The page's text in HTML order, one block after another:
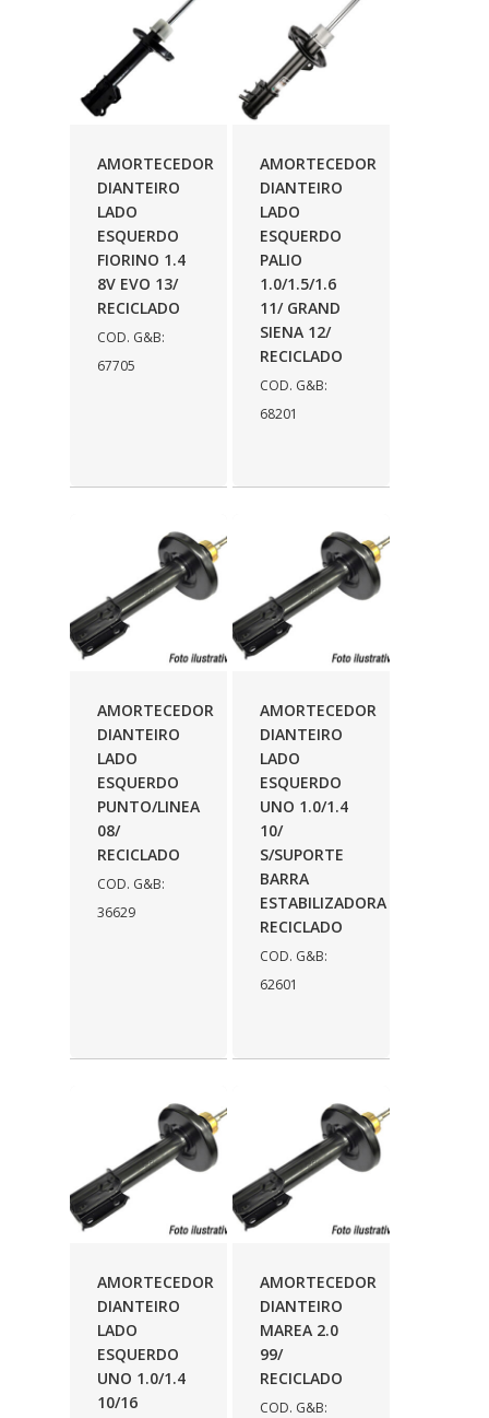
AMORTECEDOR
DIANTEIRO
LADO
ESQUERDO
FIORINO 1.4
8V EVO 13/
RECICLADO
COD. G&B:
67705
AMORTECEDOR
DIANTEIRO
LADO
ESQUERDO
PALIO
1.0/1.5/1.6
11/ GRAND
SIENA 12/
RECICLADO
COD. G&B:
68201
AMORTECEDOR
DIANTEIRO
LADO
ESQUERDO
PUNTO/LINEA
08/
RECICLADO
COD. G&B:
36629
AMORTECEDOR
DIANTEIRO
LADO
ESQUERDO
UNO 1.0/1.4
10/
S/SUPORTE
BARRA
ESTABILIZADORA
RECICLADO
COD. G&B:
62601
AMORTECEDOR
DIANTEIRO
LADO
ESQUERDO
UNO 1.0/1.4
10/16
AMORTECEDOR
DIANTEIRO
MAREA 2.0
99/
RECICLADO
COD. G&B: